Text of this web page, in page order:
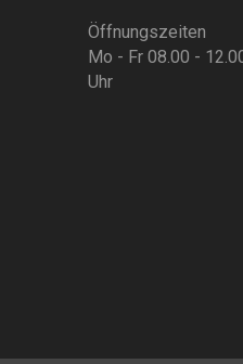
Öffnungszeiten
Mo - Fr 08.00 -
Uhr